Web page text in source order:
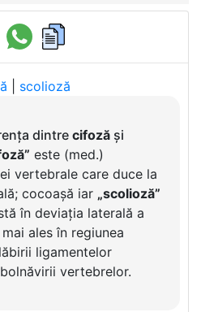
scolioză
dintre cifozăși
este (med.)
vertebrale care duce la
cocoașă iar „scolioză”
în deviația laterală a
ales în regiunea
ligamentelor
vertebrelor.